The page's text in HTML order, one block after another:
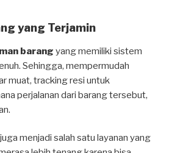
yang Terjamin
barang yang memiliki sistem
Sehingga, mempermudah
muat, tracking resi untuk
perjalanan dari barang tersebut,
menjadi salah satu layanan yang